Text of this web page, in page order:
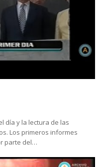
día y la lectura de las
Los primeros informes
parte del…